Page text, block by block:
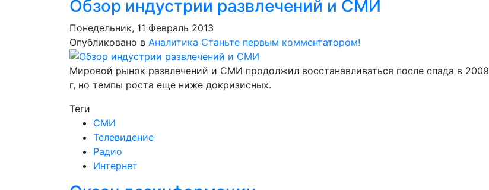
Обзор индустрии развлечений и СМИ
Понедельник, 11 Февраль 2013
Опубликовано в Аналитика Станьте первым комментатором!
Мировой рынок развлечений и СМИ продолжил восстанавливаться после спада в 2009
г, но темпы роста еще ниже докризисных.
Теги
СМИ
Телевидение
Радио
Интернет